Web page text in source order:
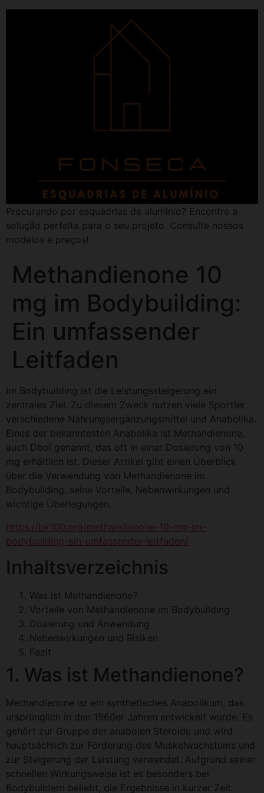
Procurando por esquadrias de alumínio? Encontre a
solução perfeita para o seu projeto. Consulte nossos
modelos e preços!
Methandienone 10
mg im Bodybuilding:
Ein umfassender
Leitfaden
Im Bodybuilding ist die Leistungssteigerung ein
zentrales Ziel. Zu diesem Zweck nutzen viele Sportler
verschiedene Nahrungsergänzungsmittel und Anabolika.
Eines der bekanntesten Anabolika ist Methandienone,
auch Dbol genannt, das oft in einer Dosierung von 10
mg erhältlich ist. Dieser Artikel gibt einen Überblick
über die Verwendung von Methandienone im
Bodybuilding, seine Vorteile, Nebenwirkungen und
wichtige Überlegungen.
https://bk100.org/methandienone-10-mg-im-
bodybuilding-ein-umfassender-leitfaden/
Inhaltsverzeichnis
Was ist Methandienone?
Vorteile von Methandienone im Bodybuilding
Dosierung und Anwendung
Nebenwirkungen und Risiken
Fazit
1. Was ist Methandienone?
Methandienone ist ein synthetisches Anabolikum, das
ursprünglich in den 1960er Jahren entwickelt wurde. Es
gehört zur Gruppe der anabolen Steroide und wird
hauptsächlich zur Förderung des Muskelwachstums und
zur Steigerung der Leistung verwendet. Aufgrund seiner
schnellen Wirkungsweise ist es besonders bei
Bodybuildern beliebt, die Ergebnisse in kurzer Zeit